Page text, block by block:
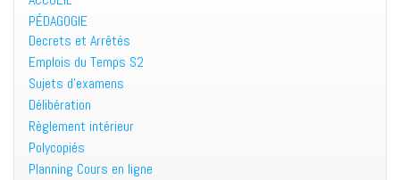
PÉDAGOGIE
Decrets et Arrêtés
Emplois du Temps S2
Sujets d’examens
Délibération
Règlement intérieur
Polycopiés
Planning Cours en ligne